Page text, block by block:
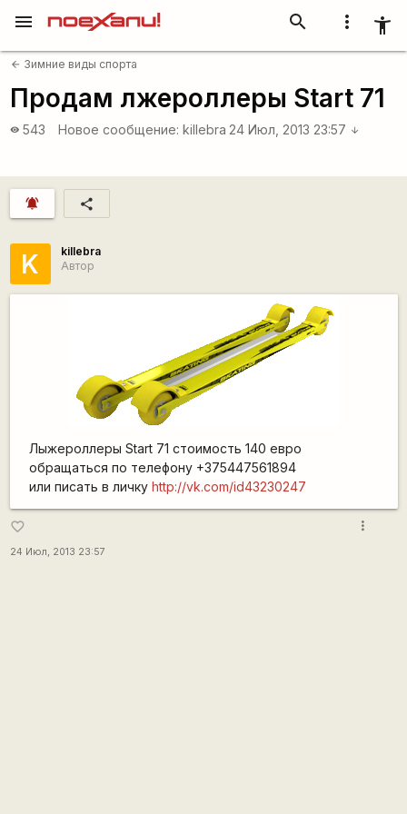
more_vert accessibility_new
search
menu
arrow_back Зимние виды спорта
Продам лжероллеры Start 71
visibility 543 Новое сообщение: killebra 24 Июл, 2013 23:57 arrow_downward
notifications_active share
K
killebra
Автор
Лыжероллеры Start 71 стоимость 140 евро
обращаться по телефону +375447561894
или писать в личку http://vk.com/id43230247
favorite_border
24 Июл, 2013 23:57
more_vert